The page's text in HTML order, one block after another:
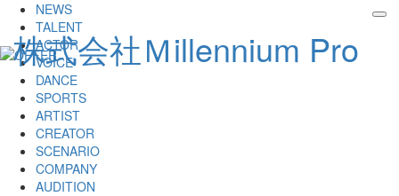
株式会社Ｍillennium Pro
NEWS
TALENT
ACTOR
VOICE
DANCE
SPORTS
ARTIST
CREATOR
SCENARIO
COMPANY
AUDITION